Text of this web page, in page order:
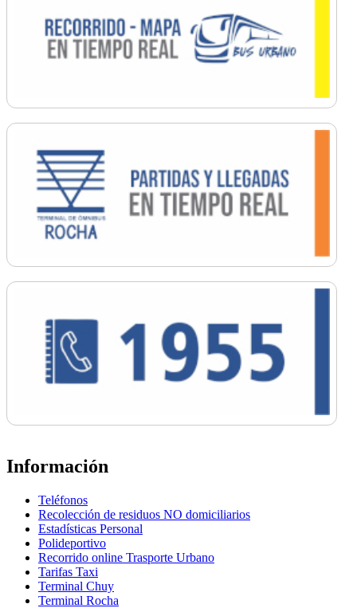
Ordenamiento
Promoción Social
Salud
Secretaría General
Información
Teléfonos
Recolección de residuos NO domiciliarios
Estadísticas Personal
Polideportivo
Recorrido online Trasporte Urbano
Tarifas Taxi
Terminal Chuy
Terminal Rocha